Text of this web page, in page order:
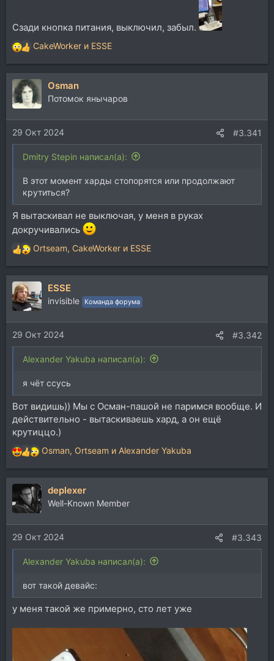
Сзади кнопка питания, выключил, забыл.
Р
е
а
к
ц
и
и
:
CakeWorker и ESSE
Osman
Потомок янычаров
29 Окт 2024 #3.341
Dmitry Stepin написал(а):
В этот момент харды стопорятся или продолжают
крутиться?
Я вытаскивал не выключая, у меня в руках
докручивались
Р
е
а
к
ц
и
и
:
Ortseam, CakeWorker и ESSE
ESSE
invisible Команда форума
29 Окт 2024 #3.342
Alexander Yakuba написал(а):
я чёт ссусь
Вот видишь)) Мы с Осман-пашой не паримся вообще. И
действительно - вытаскиваешь хард, а он ещё
крутиццо.)
Р
е
а
ц
и
и
:
Osman, Ortseam и Alexander Yakuba
deplexer
Well-Known Member
29 Окт 2024 #3.343
Alexander Yakuba написал(а):
вот такой девайс:
у меня такой же примерно, сто лет уже